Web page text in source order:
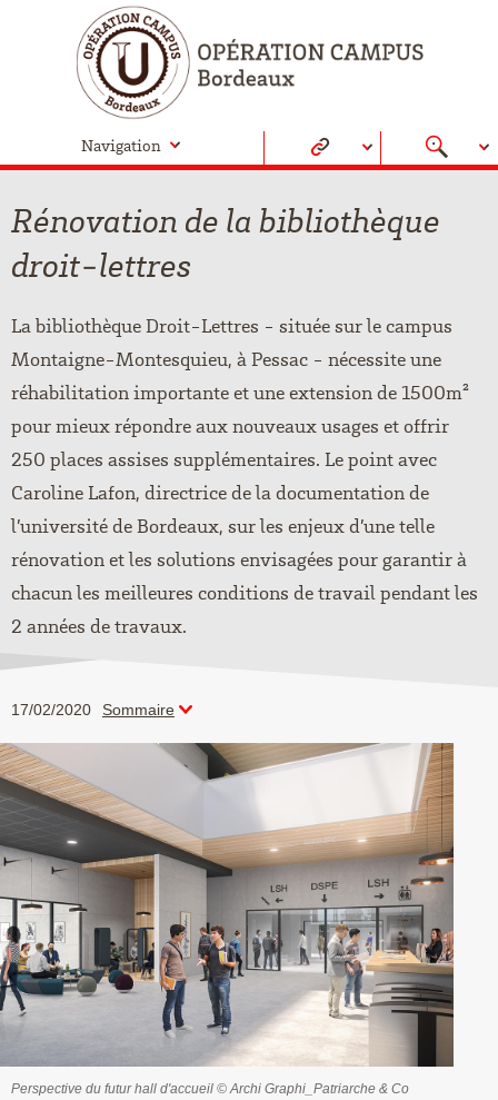
Navigation
Rénovation de la bibliothèque
droit-lettres
La bibliothèque Droit-Lettres - située sur le campus
Montaigne-Montesquieu, à Pessac - nécessite une
réhabilitation importante et une extension de 1500m²
pour mieux répondre aux nouveaux usages et offrir
250 places assises supplémentaires. Le point avec
Caroline Lafon, directrice de la documentation de
l’université de Bordeaux, sur les enjeux d’une telle
rénovation et les solutions envisagées pour garantir à
chacun les meilleures conditions de travail pendant les
2 années de travaux.
17/02/2020 Sommaire
Perspective du futur hall d'accueil © Archi Graphi_Patriarche & Co